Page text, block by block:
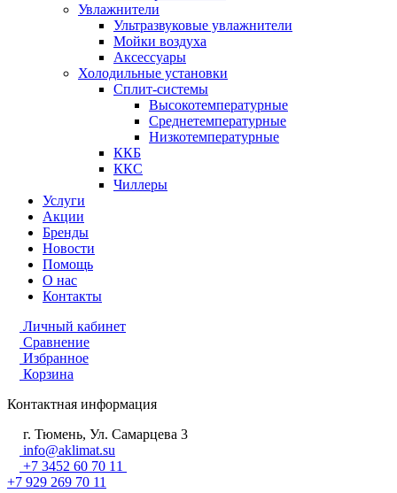
Увлажнители
Ультразвуковые увлажнители
Мойки воздуха
Аксессуары
Холодильные установки
Сплит-системы
Высокотемпературные
Среднетемпературные
Низкотемпературные
ККБ
ККС
Чиллеры
Услуги
Акции
Бренды
Новости
Помощь
О нас
Контакты
Личный кабинет
Сравнение
Избранное
Корзина
Контактная информация
г. Тюмень, Ул. Самарцева 3
info@aklimat.su
+7 3452 60 70 11
+7 929 269 70 11